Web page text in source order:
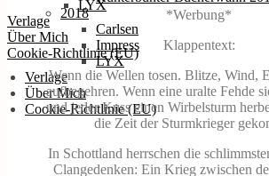
LYX
Verlage
Über Mich
Cookie-Richtlinie (EU)
2018
Carlsen
Impress
LYX
Verlage
Über Mich
Cookie-Richtlinie (EU)
*Werbung*
Klappentext:
Wenn die Wellen tosen. Blitze, Wind,
aufbegehren. Wenn eine uralte Fehde
und jeder Kuss einen Wirbelsturm
die Zeit der Sturmkrieger
In Schottland herrschen die
Clangedenken: Ein Krieg zwischen